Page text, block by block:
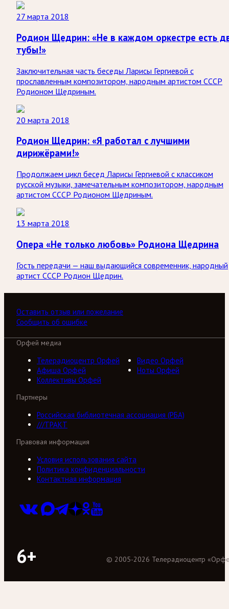
27 марта 2018
Родион Щедрин: «Не в каждом оркестре есть
тубы!»
Заключительная часть беседы Ларисы Гергиевой с
прославленным композитором, народным артистом СССР
Родионом Щедриным.
20 марта 2018
Родион Щедрин: «Я работал с лучшими
дирижёрами!»
Продолжаем цикл бесед Ларисы Гергиевой с классиком
русской музыки, замечательным композитором, народным
артистом СССР Родионом Щедриным.
13 марта 2018
Опера «Не только любовь» Родиона Щедрина
Гость передачи — наш выдающийся современник, народный
артист СССР Родион Щедрин.
Оставить отзыв или пожелание
Сообщить об ошибке
Орфей медиа
Телерадиоцентр Орфей
Видео Орфей
Афиша Орфей
Ноты Орфей
Коллективы Орфей
Партнеры
Российская библиотечная ассоциация (РБА)
///ТРАКТ
Правовая информация
Условия использования сайта
Политика конфиденциальности
Контактная информация
6+ © 2005-2026 Телерадиоцентр